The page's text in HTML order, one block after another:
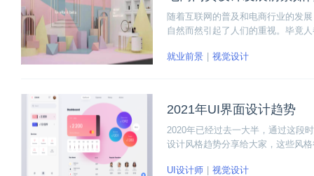
随着互联网的普及和电商行业的发
自然而然引起了人们的重视。毕竟
十分广阔和光明！
就业前景 视觉设计
2021年UI界面设计趋势
2020年已经过去一大半，通过这段
设计风格趋势分享给大家，这些风
UI设计师
视觉设计